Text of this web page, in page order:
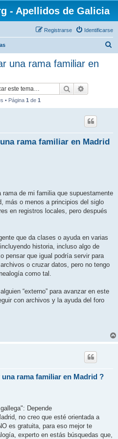
- Apellidos de Galicia
Identificarse
Registrarse
una rama familiar en
Buscar
• Página 1 de 1
rama familiar en Madrid
de mi familia que supuestamente
más o menos a principios del siglo
en registros locales, pero después
que da clases o ayuda en varias
historia, incluso algo de
pensar que igual podría servir para
o cruzar datos, pero no tengo
como tal.
“externo” para avanzar en este
con archivos y la ayuda del foro
rama familiar en Madrid ?
Depende
no creo que esté orientada a
es gratuita, para eso mejor te
experto en estás búsquedas que,